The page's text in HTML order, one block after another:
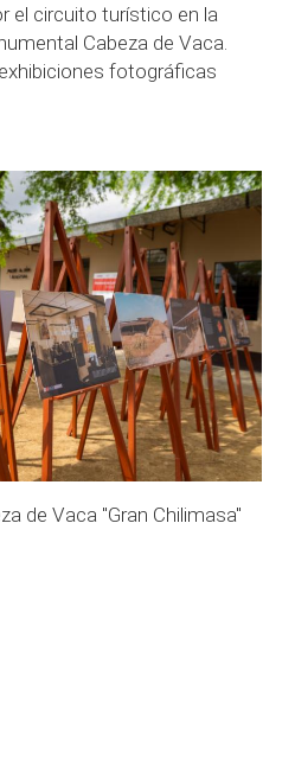
el circuito turístico en la
Cabeza de Vaca.
fotográficas
de Vaca "Gran Chilimasa"